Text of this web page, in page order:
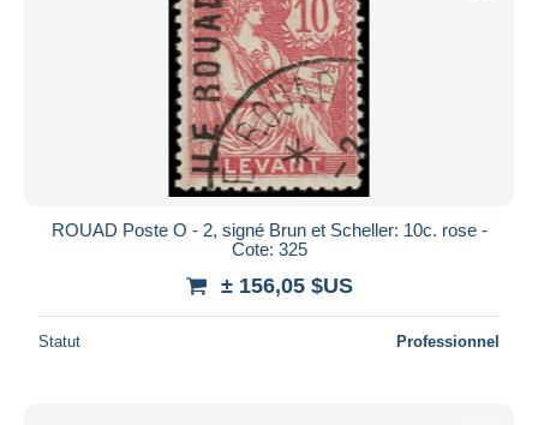
ROUAD Poste O - 2, signé Brun et Scheller: 10c. rose -
Cote: 325
± 156,05 $US
Statut Professionnel